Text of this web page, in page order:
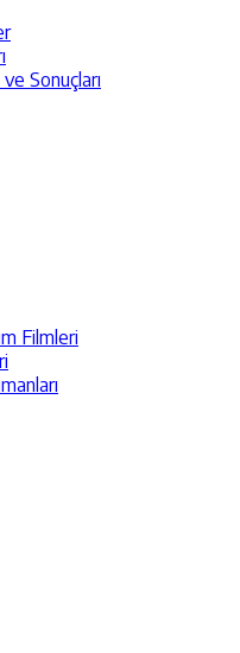
Sonuçları
Filmleri